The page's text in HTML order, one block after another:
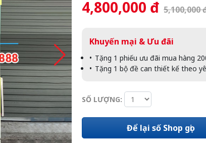
4,800,000 đ 5,100,000
Khuyến mại & Ưu đãi
Tặng 1 phiếu ưu đãi mua hàng
Tặng 1 bộ đề can thiết kế theo
SỐ LƯỢNG:
Để lại số Shop gọi